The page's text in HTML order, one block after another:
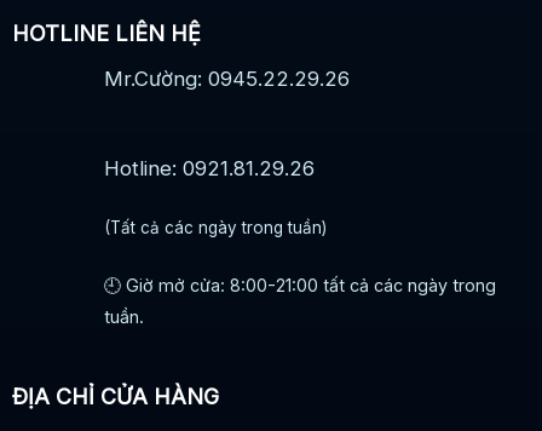
HOTLINE LIÊN HỆ
Mr.Cường: 0945.22.29.26
Hotline: 0921.81.29.26
(Tất cả các ngày trong tuần)
🕘 Giờ mở cửa: 8:00-21:00 tất cả các ngày trong
tuần.
ĐỊA CHỈ CỬA HÀNG